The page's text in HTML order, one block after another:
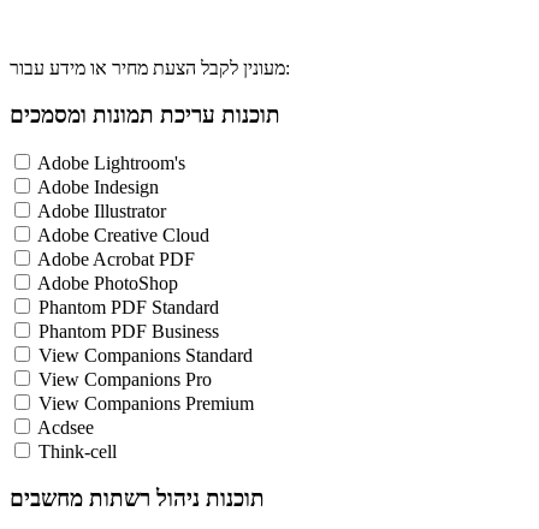
מעונין לקבל הצעת מחיר או מידע עבור:
תוכנות עריכת תמונות ומסמכים
Adobe Lightroom's
Adobe Indesign
Adobe Illustrator
Adobe Creative Cloud
Adobe Acrobat PDF
Adobe PhotoShop
Phantom PDF Standard
Phantom PDF Business
View Companions Standard
View Companions Pro
View Companions Premium
Acdsee
Think-cell
תוכנות ניהול רשתות מחשבים